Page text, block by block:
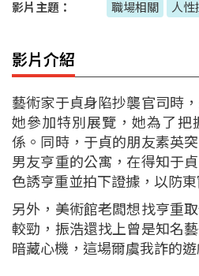
影片主題：
職場相關 人性
影片介紹
藝術家于貞身陷抄襲官司時
她參加特別展覽，她為了把
係。同時，于貞的朋友素英
男友亨重的公寓，在得知于
色誘亨重並拍下證據，以防東
另外，美術館老闆想找亨重
較勁，振浩還找上曾是知名
暗藏心機，這場爾虞我詐的